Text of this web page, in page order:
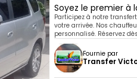
Soyez le premier à
Participez à notre
votre arrivée. Nos
personnalisé. Réservez
Fournie par
Transfer